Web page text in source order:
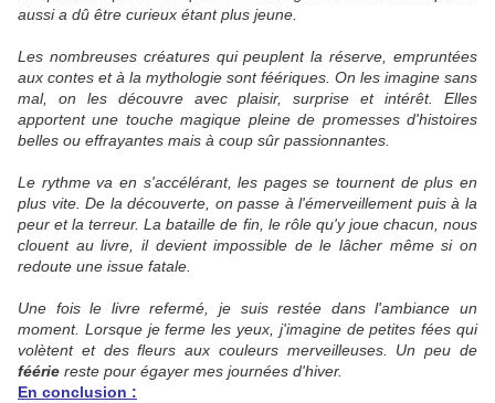
aussi a dû être curieux étant plus jeune.
Les nombreuses créatures qui peuplent la réserve, empruntées
aux contes et à la mythologie sont féériques. On les imagine sans
mal, on les découvre avec plaisir, surprise et intérêt. Elles
apportent une touche magique pleine de promesses d'histoires
belles ou effrayantes mais à coup sûr passionnantes.
Le rythme va en s'accélérant, les pages se tournent de plus en
plus vite. De la découverte, on passe à l'émerveillement puis à la
peur et la terreur. La bataille de fin, le rôle qu'y joue chacun, nous
clouent au livre, il devient impossible de le lâcher même si on
redoute une issue fatale.
Une fois le livre refermé, je suis restée dans l'ambiance un
moment. Lorsque je ferme les yeux, j'imagine de petites fées qui
volètent et des fleurs aux couleurs merveilleuses. Un peu de
féérie reste pour égayer mes journées d'hiver.
En conclusion :